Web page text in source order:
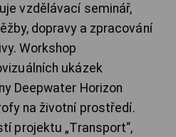
vzdělávací seminář,
dopravy a zpracování
Workshop
ukázek
Deepwater Horizon
na životní prostředí.
projektu „Transport“,